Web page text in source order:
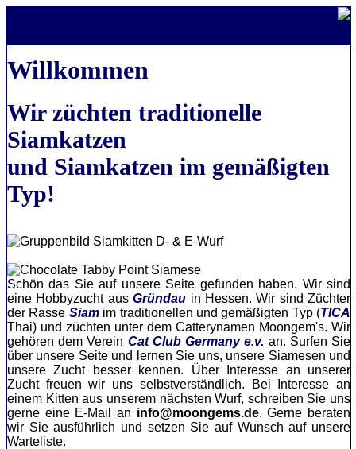
Willkommen
Wir züchten traditionelle
Siamkatzen
und Siamkatzen im gemäßigten
Typ!
Schön das Sie auf unsere Seite gefunden haben. Wir sind
eine Hobbyzucht ausGründau in Hessen. Wir sind Züchter
der Rasse Siamim traditionellen und gemäßigten Typ (TICA
Thai) und züchten unter dem Catterynamen Moongem's. Wir
gehören dem Verein Cat Club Germany e.v. an. Surfen Sie
über unsere Seite und lernen Sie uns, unsere Siamesen und
unsere Zucht besser kennen. Über Interesse an unserer
Zucht freuen wir uns selbstverständlich. Bei Interesse an
einem Kitten aus unserem nächsten Wurf, schreiben Sie uns
gerne eine E-Mail an info@moongems.de. Gerne beraten
wir Sie ausführlich und setzen Sie auf Wunsch auf unsere
Warteliste.